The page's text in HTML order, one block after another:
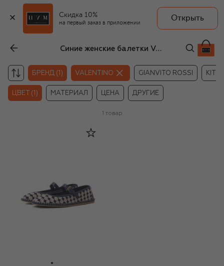
Скидка 10%
на первый заказ в приложении
Открыть
Синие женские балетки Valentino
БРЕНД (1) VALENTINO GIANVITO ROSSI
ЦВЕТ (1) МАТЕРИАЛ ЦЕНА ДРУГИЕ
1 товар